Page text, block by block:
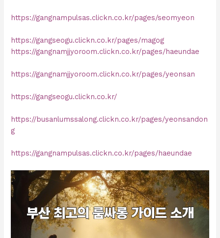
https://gangnampulsas.clickn.co.kr/pages/seomyeon
https://gangseogu.clickn.co.kr/pages/magog
https://gangnamjjyoroom.clickn.co.kr/pages/haeundae
https://gangnamjjyoroom.clickn.co.kr/pages/yeonsan
https://gangseogu.clickn.co.kr/
https://busanlumssalong.clickn.co.kr/pages/yeonsandon
g
https://gangnampulsas.clickn.co.kr/pages/haeundae